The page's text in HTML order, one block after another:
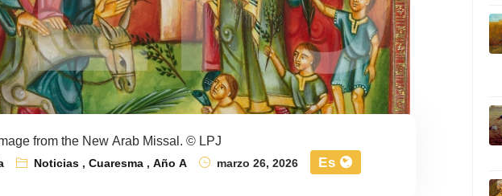
from the New Arab Missal. © LPJ
Noticias,Cuaresma,Año A marzo 26, 2026 Es